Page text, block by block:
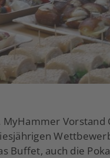
MyHammer Vorstand
Buffet, auch die